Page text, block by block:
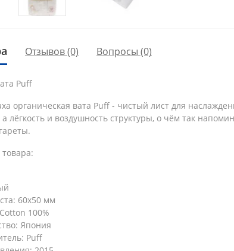
Отзывов (0) Вопросы (0)
Puff
органическая вата Puff - чистый лист для
а лёгкость и воздушность структуры, о чём так
60x50 мм
100%
Япония
Puff